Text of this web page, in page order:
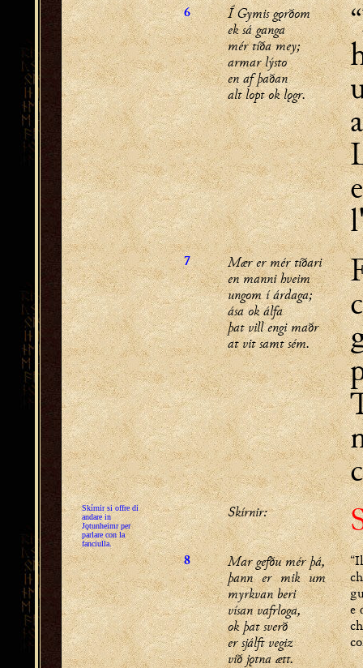
6
Í Gymis gǫrðom
ek sá ganga
mér tíða mey;
armar lýsto
en af þaðan
alt lopt ok lǫgr.
7
Mær er mér tíðari
en manni hveim
ungom í árdaga;
ása ok álfa
þat vill engi maðr
at vit samt sém.
Skírnir si offre di
andare in
Jǫtunheimr per
parlare con la
fanciulla.
Skírnir:
8
Mar gefðu mér þá,
þann er mik um
myrkvan beri
vísan vafrloga,
ok þat sverð
er sjálft vegiz
við jǫtna ætt.
e